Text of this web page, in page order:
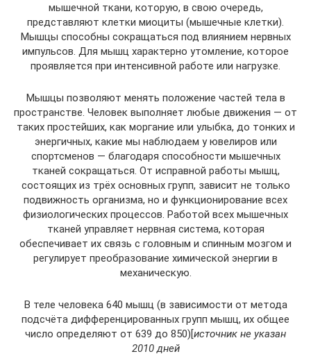
мышечной ткани, которую, в свою очередь,
представляют клетки миоциты (мышечные клетки).
Мышцы способны сокращаться под влиянием нервных
импульсов. Для мышц характерно утомление, которое
проявляется при интенсивной работе или нагрузке.
Мышцы позволяют менять положение частей тела в
пространстве. Человек выполняет любые движения — от
таких простейших, как моргание или улыбка, до тонких и
энергичных, какие мы наблюдаем у ювелиров или
спортсменов — благодаря способности мышечных
тканей сокращаться. От исправной работы мышц,
состоящих из трёх основных групп, зависит не только
подвижность организма, но и функционирование всех
физиологических процессов. Работой всех мышечных
тканей управляет нервная система, которая
обеспечивает их связь с головным и спинным мозгом и
регулирует преобразование химической энергии в
механическую.
В теле человека 640 мышц (в зависимости от метода
подсчёта дифференцированных групп мышц, их общее
число определяют от 639 до 850)[источник не указан
2010 дней